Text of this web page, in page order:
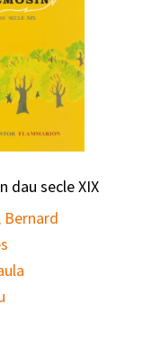
dau secle XIX
Bernard